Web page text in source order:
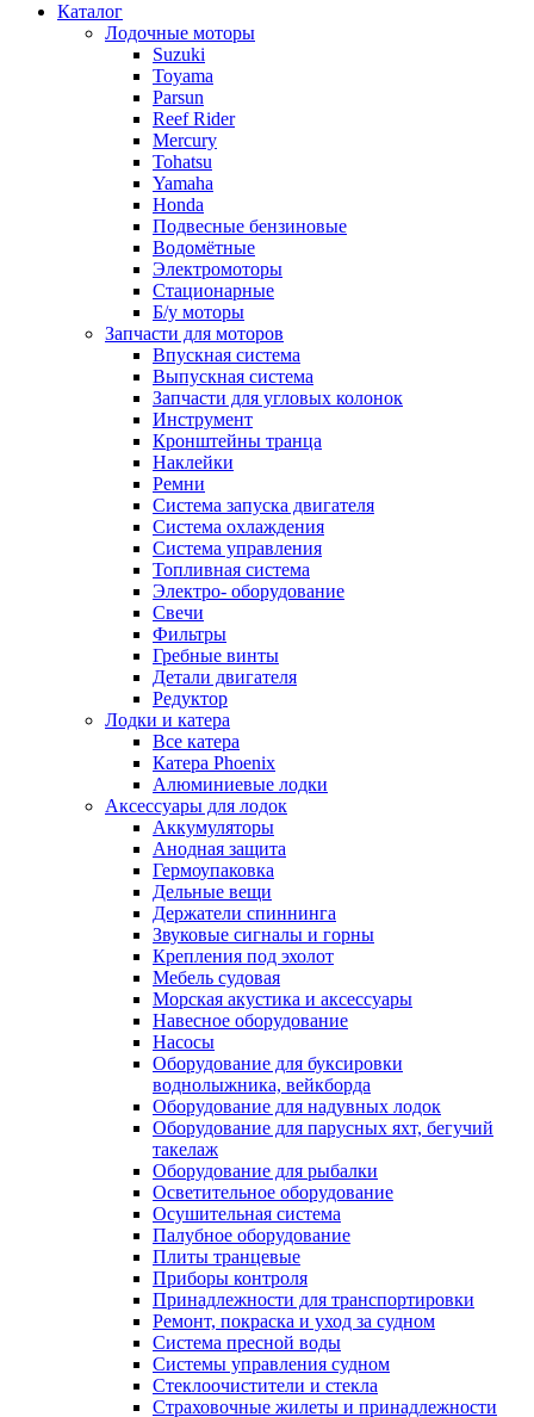
Каталог
Лодочные моторы
Suzuki
Toyama
Parsun
Reef Rider
Mercury
Tohatsu
Yamaha
Honda
Подвесные бензиновые
Водомётные
Электромоторы
Стационарные
Б/у моторы
Запчасти для моторов
Впускная система
Выпускная система
Запчасти для угловых колонок
Инструмент
Кронштейны транца
Наклейки
Ремни
Система запуска двигателя
Система охлаждения
Система управления
Топливная система
Электро- оборудование
Свечи
Фильтры
Гребные винты
Детали двигателя
Редуктор
Лодки и катера
Все катера
Катера Phoenix
Алюминиевые лодки
Аксессуары для лодок
Аккумуляторы
Анодная защита
Гермоупаковка
Дельные вещи
Держатели спиннинга
Звуковые сигналы и горны
Крепления под эхолот
Мебель судовая
Морская акустика и аксессуары
Навесное оборудование
Насосы
Оборудование для буксировки
воднолыжника, вейкборда
Оборудование для надувных лодок
Оборудование для парусных яхт, бегучий
такелаж
Оборудование для рыбалки
Осветительное оборудование
Осушительная система
Палубное оборудование
Плиты транцевые
Приборы контроля
Принадлежности для транспортировки
Ремонт, покраска и уход за судном
Система пресной воды
Системы управления судном
Стеклоочистители и стекла
Страховочные жилеты и принадлежности